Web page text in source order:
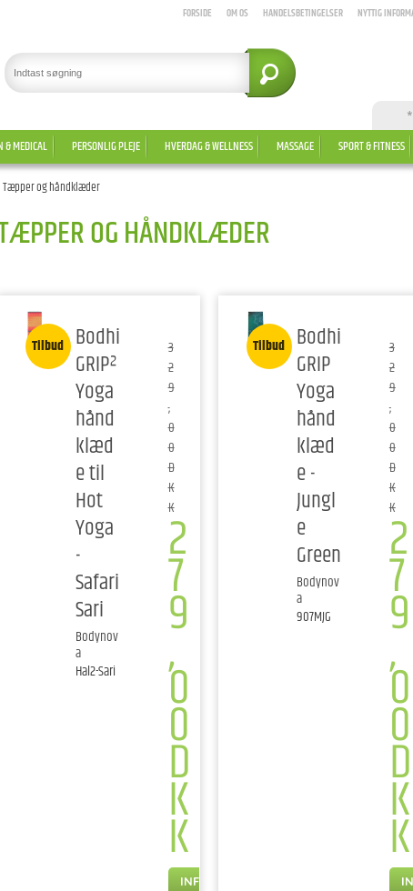
FORSIDE OM OS HANDELSBETINGELSER NYTTIG
*
& MEDICAL PERSONLIG PLEJE HVERDAG & WELLNESS MASSAGE SPORT & FITNESS
Tæpper og håndklæder
OG HÅNDKLÆDER
Tilbud Bodhi
GRIP²
Yoga
hånd
klæd
e til
Hot
Yoga
-
Safari
Sari
Bodynov
a
Hal2-Sari
3
2
9
,
0
0
D
K
K
2
7
9
,
0
0
D
K
K
INFO
Tilbud Bodhi
GRIP
Yoga
hånd
klæd
e -
Jungl
e
Green
Bodynov
a
907MJG
3
2
9
,
0
0
D
K
K
2
7
9
,
0
0
D
K
K